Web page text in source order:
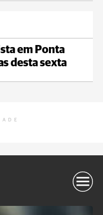
em Ponta
desta sexta